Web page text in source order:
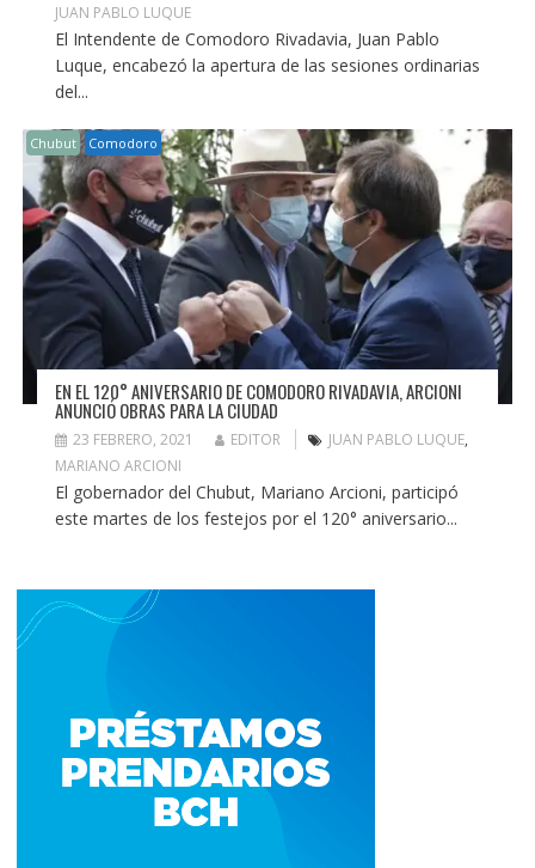
JUAN PABLO LUQUE
El Intendente de Comodoro Rivadavia, Juan Pablo
Luque, encabezó la apertura de las sesiones ordinarias
del...
Chubut Comodoro
EN EL 120° ANIVERSARIO DE COMODORO RIVADAVIA, ARCIONI
ANUNCIÓ OBRAS PARA LA CIUDAD
23 FEBRERO, 2021 EDITOR JUAN PABLO LUQUE,
MARIANO ARCIONI
El gobernador del Chubut, Mariano Arcioni, participó
este martes de los festejos por el 120° aniversario...